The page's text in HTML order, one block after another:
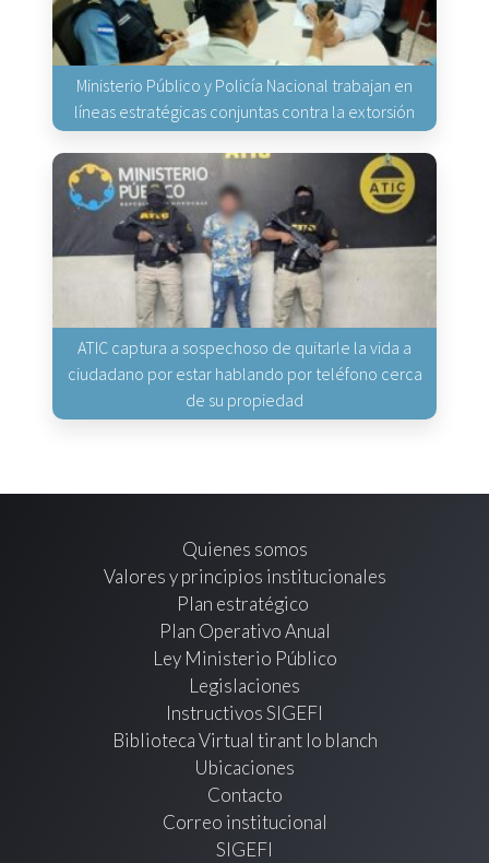
Ministerio Público y Policía Nacional trabajan en
líneas estratégicas conjuntas contra la extorsión
ATIC captura a sospechoso de quitarle la vida a
ciudadano por estar hablando por teléfono cerca
de su propiedad
Quienes somos
Valores y principios institucionales
Plan estratégico
Plan Operativo Anual
Ley Ministerio Público
Legislaciones
Instructivos SIGEFI
Biblioteca Virtual tirant lo blanch
Ubicaciones
Contacto
Correo institucional
SIGEFI